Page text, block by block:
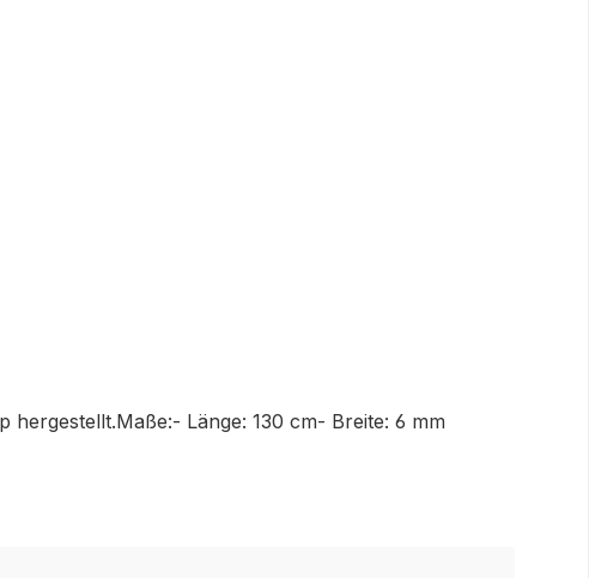
Länge: 130 cm- Breite: 6 mm